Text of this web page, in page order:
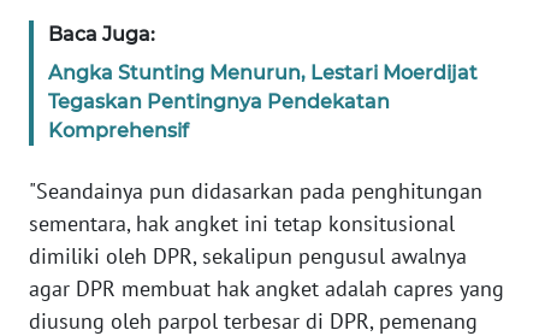
Baca Juga:
Angka Stunting Menurun, Lestari Moerdijat
Tegaskan Pentingnya Pendekatan
Komprehensif
"Seandainya pun didasarkan pada penghitungan
sementara, hak angket ini tetap konsitusional
dimiliki oleh DPR, sekalipun pengusul awalnya
agar DPR membuat hak angket adalah capres yang
diusung oleh parpol terbesar di DPR, pemenang
WN
KEPRI
PAPUA
WN
PAPUA
BARAT